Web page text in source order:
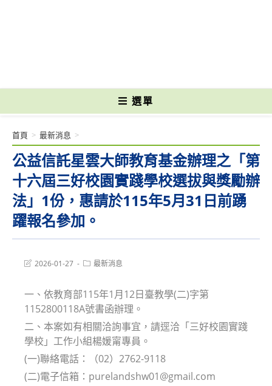
選單
公益信託星雲大師教育基金辦理之「第
十六屆三好校園實踐學校選拔與獎勵辦
法」1份，惠請於115年5月31日前踴
躍報名參加。
首頁 > 最新消息 >
Post2026-01-27
Post最新消息
一、依教育部115年1月12日臺教學(二)字第
1152800118A號書函辦理。
二、本案如有相關洽詢事宜，請逕洽「三好校園實踐
學校」工作小組楊媛甯專員。
(一)聯絡電話：（02）2762-9118
(二)電子信箱：purelandshw01@gmail.com